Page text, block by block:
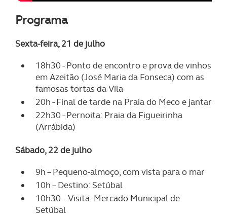
Programa
Sexta-feira, 21 de julho
18h30 - Ponto de encontro e prova de vinhos
em Azeitão (José Maria da Fonseca) com as
famosas tortas da Vila
20h - Final de tarde na Praia do Meco e jantar
22h30 - Pernoita: Praia da Figueirinha
(Arrábida)
Sábado, 22 de julho
9h – Pequeno-almoço, com vista para o mar
10h – Destino: Setúbal
10h30 – Visita: Mercado Municipal de
Setúbal